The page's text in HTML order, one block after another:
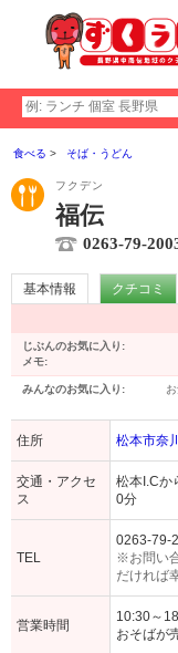
食べる そば・うどん
フクデン
福伝
0263-79-
基本情報 クチコミ
じぶんのお気に入り:
メモ:
みんなのお気に入り:
住所 松本市奈
交通・アクセ
ス
松本I.Cか
0分
TEL
0263-79-
※お問い
だければ
営業時間
10:30～
おそばが